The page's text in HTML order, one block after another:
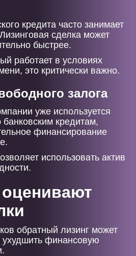
кредита часто занимает
сделка может
быстрее.
работает в условиях
это критически важно.
залога
уже используется
банковским кредитам,
финансирование
использовать актив
оценивают
обратный лизинг может
ухудшить финансовую